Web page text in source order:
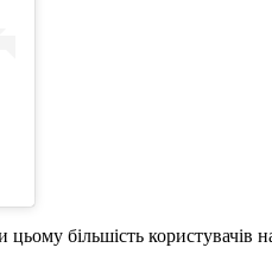
більшість користувачів